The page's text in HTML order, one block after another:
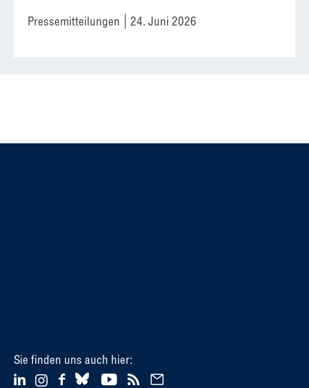
Pressemitteilungen 24. Juni 2026
Sie finden uns auch hier: